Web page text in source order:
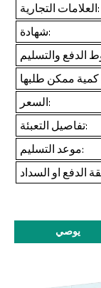
العلامات التجارية:
شهادة:
السعر:
تفاصيل التعبئة:
موعد التسليم:
يوصي